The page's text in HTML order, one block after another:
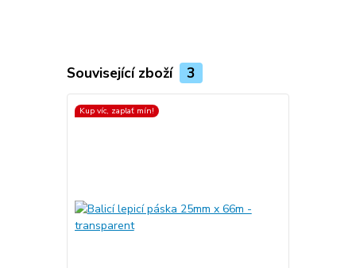
Související zboží 3
Kup víc, zaplať mín!